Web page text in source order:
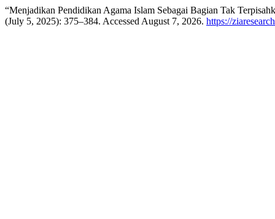
“Menjadikan Pendidikan Agama Islam Sebagai Bagian Tak
(July 5, 2025): 375–384. Accessed August 7, 2026. https://